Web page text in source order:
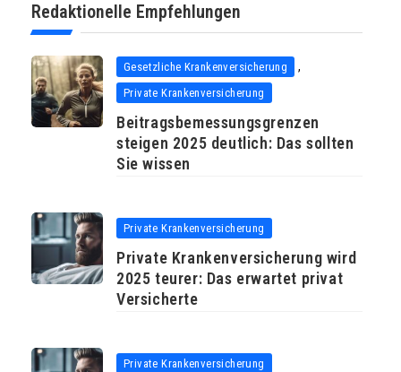
Redaktionelle Empfehlungen
Gesetzliche Krankenversicherung ,
Private Krankenversicherung
Beitragsbemessungsgrenzen
steigen 2025 deutlich: Das sollten
Sie wissen
Private Krankenversicherung
Private Krankenversicherung wird
2025 teurer: Das erwartet privat
Versicherte
Private Krankenversicherung